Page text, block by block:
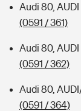
Audi 80,
(0591 / 361)
Audi 80,
(0591 / 362)
Audi 80,
(0591 / 364)